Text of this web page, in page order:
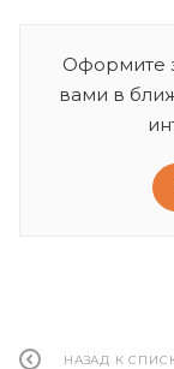
Оформите
вами в
НАЗАД К